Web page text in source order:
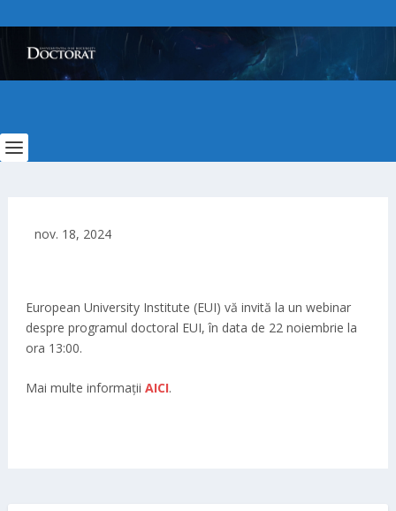
nov. 18, 2024
European University Institute (EUI) vă invită la un webinar
despre programul doctoral EUI, în data de 22 noiembrie la
ora 13:00.
Mai multe informații AICI.